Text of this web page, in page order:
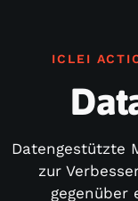
ICLEI
Datengestützte
zur
gegenüber